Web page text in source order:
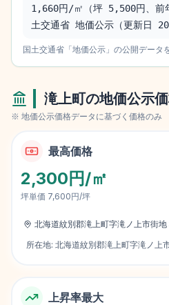
1,660円/㎡（坪 5,500円、前
土交通省 地価公示（更新日
国土交通省「地価公示」の公開データ
滝上町の地価公示
※ 地価公示価格データに基づく価格のみ
最高価格
2,300円/㎡
坪単価 7,600円/坪
北海道紋別郡滝上町字滝ノ上市街地
所在地: 北海道紋別郡滝上町字滝ノ上
上昇率最大